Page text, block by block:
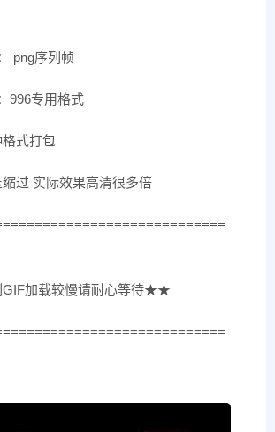
png序列帧
996专用格式
式打包
过 实际效果高清很多倍
加载较慢请耐心等待★★